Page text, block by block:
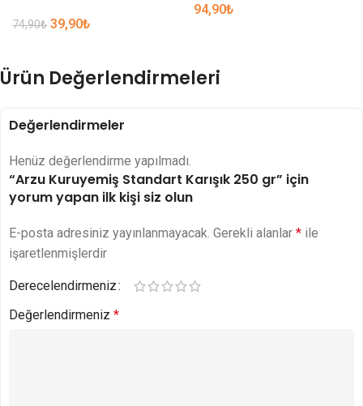
74,90₺ 39,90₺
94,90₺
Ürün Değerlendirmeleri
Değerlendirmeler
Henüz değerlendirme yapılmadı.
“Arzu Kuruyemiş Standart Karışık 250 gr” için
yorum yapan ilk kişi siz olun
E-posta adresiniz yayınlanmayacak. Gerekli alanlar * ile
işaretlenmişlerdir
Derecelendirmeniz
Değerlendirmeniz *